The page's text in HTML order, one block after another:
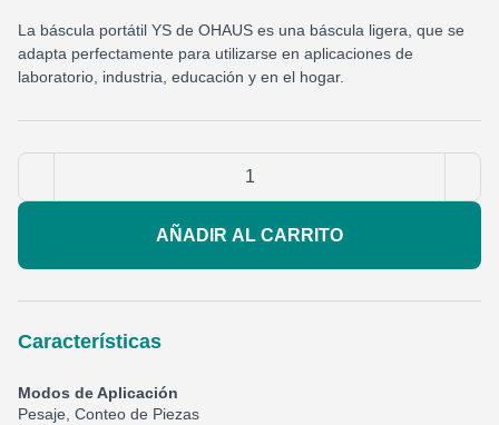
La báscula portátil YS de OHAUS es una báscula ligera, que se
adapta perfectamente para utilizarse en aplicaciones de
laboratorio, industria, educación y en el hogar.
AÑADIR AL CARRITO
Características
Modos de Aplicación
Pesaje, Conteo de Piezas